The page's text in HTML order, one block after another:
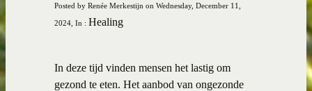
Posted by Renée Merkestijn on Wednesday, December 11,
2024, In : Healing
In deze tijd vinden mensen het lastig om
gezond te eten. Het aanbod van ongezonde